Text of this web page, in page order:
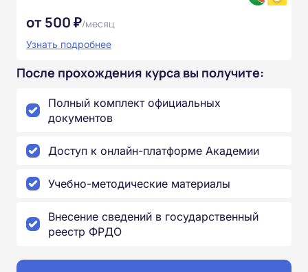
от 500 ₽/месяц
Узнать подробнее
После прохождения курса вы получите:
Полный комплект официальных
документов
Доступ к онлайн-платформе Академии
Учебно-методические материалы
Внесение сведений в государственный
реестр ФРДО